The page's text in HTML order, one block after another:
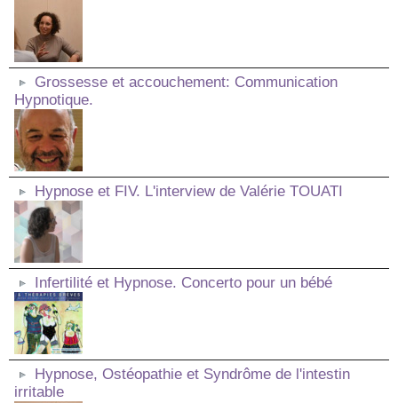
Grossesse et accouchement: Communication
Hypnotique.
Hypnose et FIV. L'interview de Valérie TOUATI
Infertilité et Hypnose. Concerto pour un bébé
Hypnose, Ostéopathie et Syndrôme de l'intestin
irritable